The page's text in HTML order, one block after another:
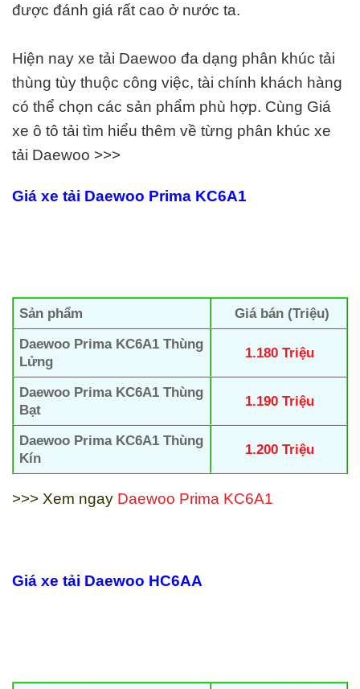
được đánh giá rất cao ở nước ta.
Hiện nay xe tải Daewoo đa dạng phân khúc tải
thùng tùy thuộc công việc, tài chính khách hàng
có thể chọn các sản phẩm phù hợp. Cùng Giá
xe ô tô tải tìm hiểu thêm về từng phân khúc xe
tải Daewoo >>>
Giá xe tải Daewoo Prima KC6A1
Sản phẩm
Giá bán (Triệu)
Daewoo Prima KC6A1 Thùng
Lửng
1.180 Triệu
Daewoo Prima KC6A1 Thùng
Bạt
1.190 Triệu
Daewoo Prima KC6A1 Thùng
Kín
1.200 Triệu
>>> Xem ngay Daewoo Prima KC6A1
Giá xe tải Daewoo HC6AA